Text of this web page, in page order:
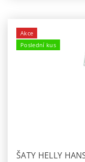
Akce
Poslední kus
ŠATY HELLY